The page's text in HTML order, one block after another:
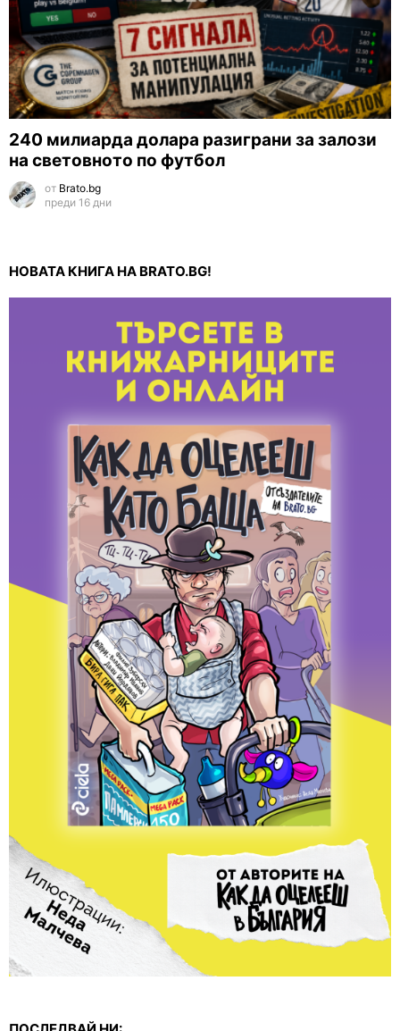
240 милиарда долара разиграни за залози
на световното по футбол
от Brato.bg
преди 16 дни
НОВАТА КНИГА НА BRATO.BG!